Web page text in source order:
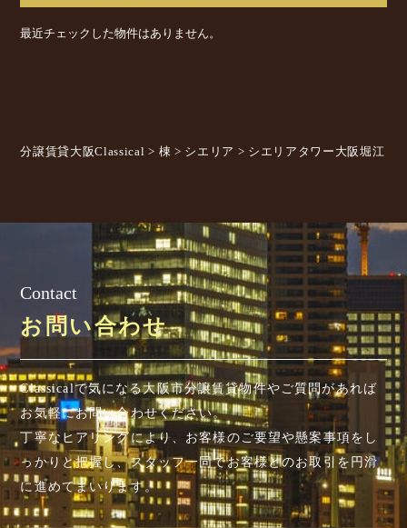
最近チェックした物件はありません。
分譲賃貸大阪Classical > 棟 > シエリア > シエリアタワー大阪堀江
Contact
お問い合わせ
Classicalで気になる大阪市分譲賃貸物件やご質問があれば
お気軽にお問い合わせください。
丁寧なヒアリングにより、お客様のご要望や懸案事項を し
っかりと把握し、スタッフ一同でお客様とのお取引を円滑
に進めてまいります。